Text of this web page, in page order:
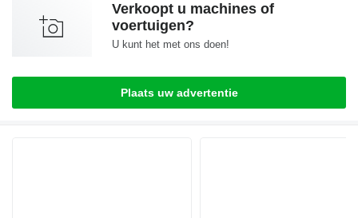
Verkoopt u machines of
voertuigen?
U kunt het met ons doen!
Plaats uw advertentie